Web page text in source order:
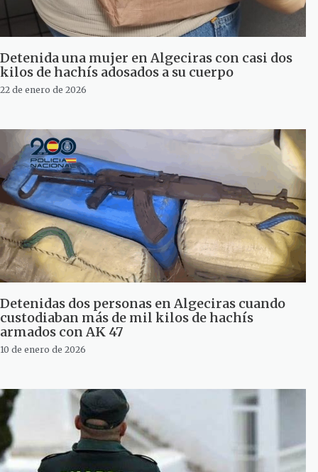
Detenida una mujer en Algeciras con casi dos
kilos de hachís adosados a su cuerpo
22 de enero de 2026
Detenidas dos personas en Algeciras cuando
custodiaban más de mil kilos de hachís
armados con AK 47
10 de enero de 2026